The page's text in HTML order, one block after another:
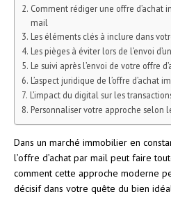
Comment rédiger une offre d’achat
mail
Les éléments clés à inclure dans
Les pièges à éviter lors de l’envoi
Le suivi après l’envoi de votre offre
L’aspect juridique de l’offre d’achat
L’impact du digital sur les
Personnaliser votre approche selon
Dans un marché immobilier en
l’offre d’achat par mail peut faire
comment cette approche moderne
décisif dans votre quête du bien